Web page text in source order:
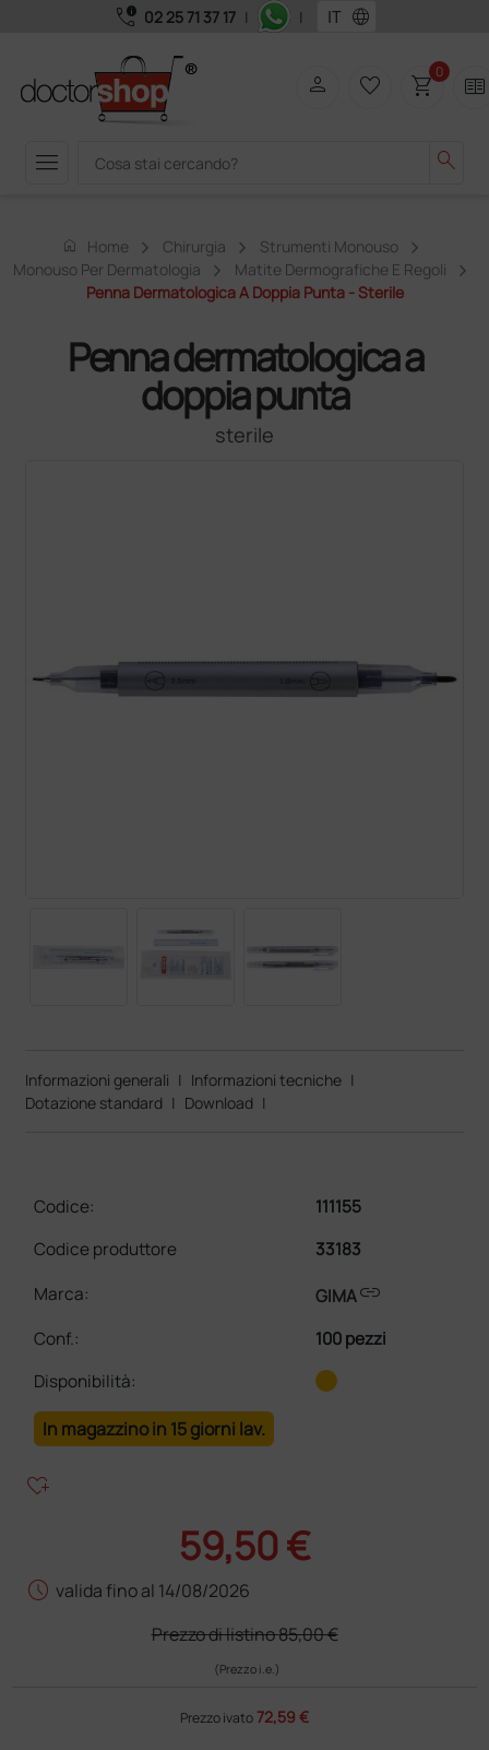
call_quality 02 25 71 37 17 | | language
menu search
person favorite_border shopping_cart0 two_pager
home Home Chirurgia
Strumenti Monouso
Monouso Per Dermatologia
Matite Dermografiche E Regoli
Penna Dermatologica A Doppia Punta - Sterile
Penna dermatologica a
doppia punta
sterile
Informazioni generali | Informazioni tecniche |
Dotazione standard | Download |
Codice:
111155
Codice produttore
33183
Marca:
GIMAlink
Conf.:
100 pezzi
Disponibilità:
In magazzino in 15 giorni lav.
heart_plus
59,50 €
schedule valida fino al 14/08/2026
Prezzo di listino85,00 €
(Prezzo i.e.)
Prezzo ivato72,59 €